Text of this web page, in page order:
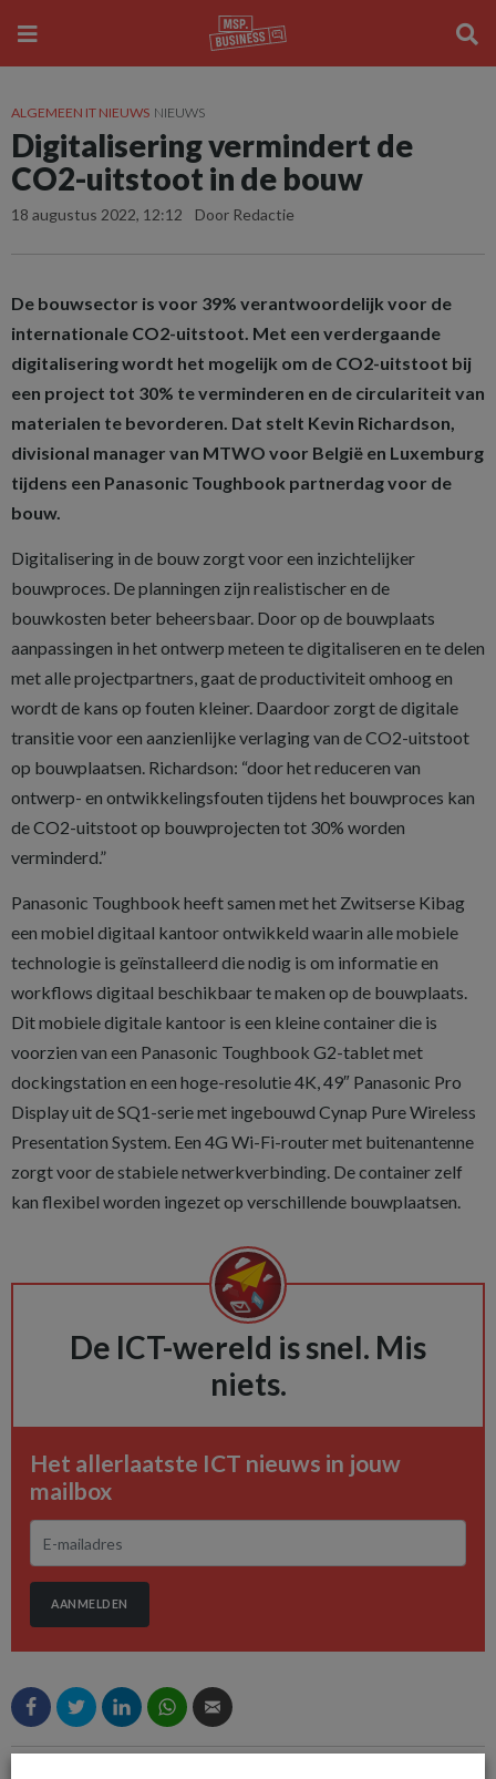
ALGEMEEN IT NIEUWS NIEUWS
Digitalisering vermindert de
CO2-uitstoot in de bouw
18 augustus 2022, 12:12 Door Redactie
De bouwsector is voor 39% verantwoordelijk voor de
internationale CO2-uitstoot. Met een verdergaande
digitalisering wordt het mogelijk om de CO2-uitstoot bij
een project tot 30% te verminderen en de circulariteit van
materialen te bevorderen. Dat stelt Kevin Richardson,
divisional manager van MTWO voor België en Luxemburg
tijdens een Panasonic Toughbook partnerdag voor de
bouw.
Digitalisering in de bouw zorgt voor een inzichtelijker
bouwproces. De planningen zijn realistischer en de
bouwkosten beter beheersbaar. Door op de bouwplaats
aanpassingen in het ontwerp meteen te digitaliseren en te delen
met alle projectpartners, gaat de productiviteit omhoog en
wordt de kans op fouten kleiner. Daardoor zorgt de digitale
transitie voor een aanzienlijke verlaging van de CO2-uitstoot
op bouwplaatsen. Richardson: “door het reduceren van
ontwerp- en ontwikkelingsfouten tijdens het bouwproces kan
de CO2-uitstoot op bouwprojecten tot 30% worden
verminderd.”
Panasonic Toughbook heeft samen met het Zwitserse Kibag
een mobiel digitaal kantoor ontwikkeld waarin alle mobiele
technologie is geïnstalleerd die nodig is om informatie en
workflows digitaal beschikbaar te maken op de bouwplaats.
Dit mobiele digitale kantoor is een kleine container die is
voorzien van een Panasonic Toughbook G2-tablet met
dockingstation en een hoge-resolutie 4K, 49″ Panasonic Pro
Display uit de SQ1-serie met ingebouwd Cynap Pure Wireless
Presentation System. Een 4G Wi-Fi-router met buitenantenne
zorgt voor de stabiele netwerkverbinding. De container zelf
kan flexibel worden ingezet op verschillende bouwplaatsen.
De ICT-wereld is snel. Mis
niets.
Het allerlaatste ICT nieuws in jouw
mailbox
AANMELDEN